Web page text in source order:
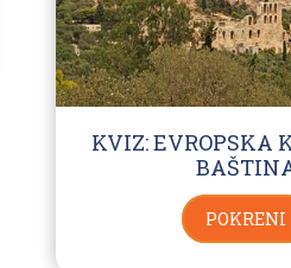
KVIZ: EVROPSKA
POKRENI